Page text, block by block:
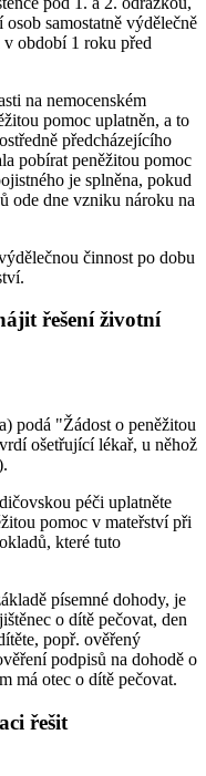
samostatně výdělečně
období 1 roku před
na nemocenském
pomoc uplatněn, a to
předcházejícího
pobírat peněžitou pomoc
je splněna, pokud
ode dne vzniku nároku na
činnost po dobu
řešení životní
podá "Žádost o peněžitou
ošetřující lékař, u něhož
péči uplatněte
pomoc v mateřství při
které tuto
písemné dohody, je
o dítě pečovat, den
popř. ověřený
podpisů na dohodě o
má otec o dítě pečovat.
řešit